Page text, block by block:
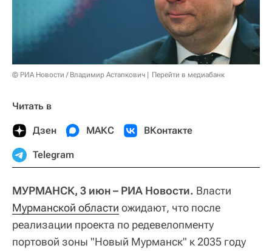
© РИА Новости / Владимир Астапкович Перейти в медиабанк
Читать в
Дзен МАКС ВКонтакте
Telegram
МУРМАНСК, 3 июн – РИА Новости. Власти
Мурманской области ожидают, что после
реализации проекта по редевелопменту
портовой зоны "Новый Мурманск" к 2035 году